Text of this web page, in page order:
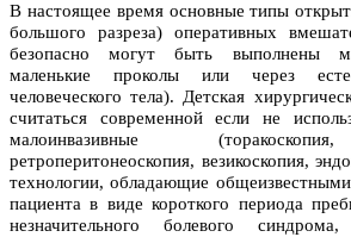
В настоящее время основные типы
большого разреза) оперативных
безопасно могут быть выполнены
маленькие проколы или через
человеческого тела). Детская
считаться современной если не
малоинвазивные
ретроперитонеоскопия, везикоскопия,
технологии, обладающие
пациента в виде короткого периода
незначительного болевого